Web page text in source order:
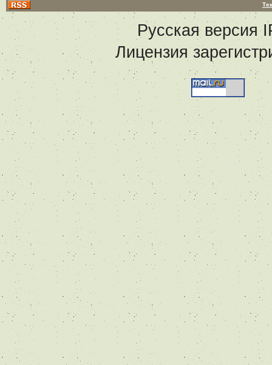
Русская версия
Лицензия